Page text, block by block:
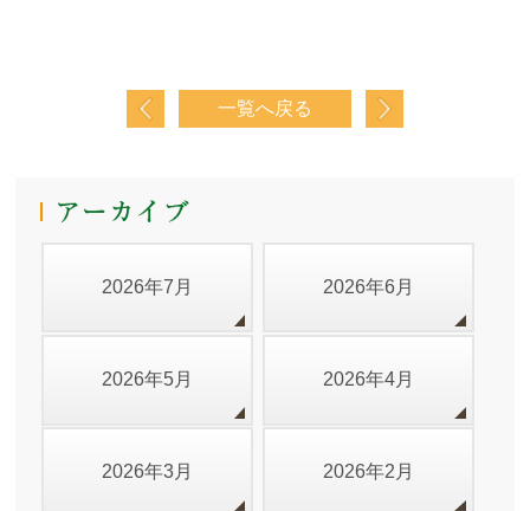
一覧へ戻る
2026年7月 2026年6月
2026年5月 2026年4月
2026年3月 2026年2月